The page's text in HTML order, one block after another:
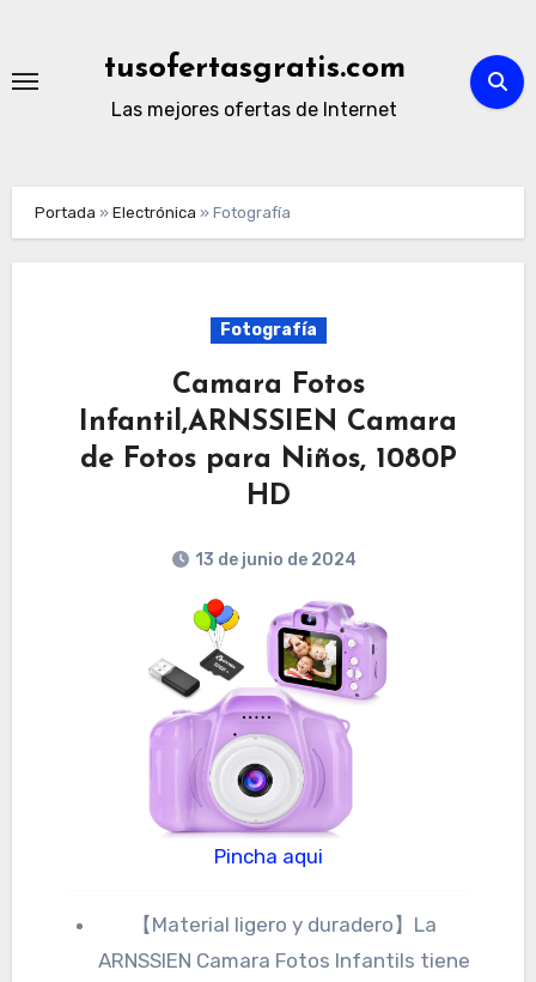
contenido
tusofertasgratis.com
Las mejores ofertas de Internet
Portada »Electrónica »Fotografía
Fotografía
Camara Fotos
Infantil,ARNSSIEN Camara
de Fotos para Niños, 1080P
HD
13 de junio de 2024
Pincha aqui
【Material ligero y duradero】La
ARNSSIEN Camara Fotos Infantils tiene